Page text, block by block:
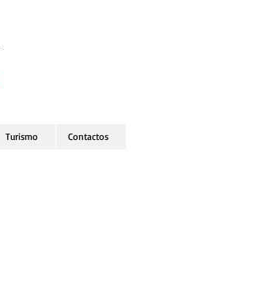
Turismo Contactos